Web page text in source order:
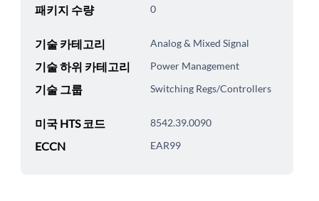
패키지 수량 0
기술 카테고리 Analog & Mixed Signal
기술 하위 카테고리 Power Management
기술 그룹 Switching Regs/Controllers
미국 HTS 코드 8542.39.0090
ECCN EAR99